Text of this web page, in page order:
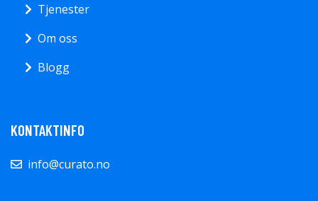
Tjenester
Om oss
Blogg
KONTAKTINFO
info@curato.no